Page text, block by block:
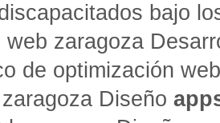
bajo
web zaragoza
de optimización
Diseño app